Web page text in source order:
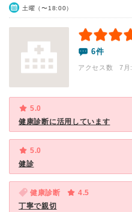
土曜（〜18:00）
6件
アクセス数 7月:
5.0
健康診断に活用しています
5.0
健診
健康診断
4.5
丁寧で親切